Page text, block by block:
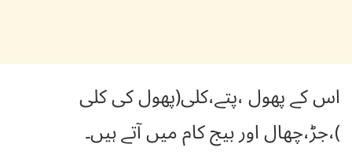
اس کے پھول ،پتے،کلی(پھول کی کلی
)،جڑ،چھال اور بیج کام میں آتے ہیں۔